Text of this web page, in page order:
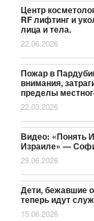
Центр
RF лифтинг и
лица и тела.
22.06.2026
Пожар в
внимания,
пределы
22.03.2026
Видео: «Понять
Израиле» —
29.06.2026
Дети, бежавшие
теперь идут
15.06.2026